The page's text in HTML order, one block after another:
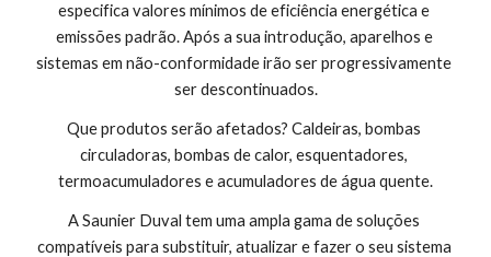
especifica valores mínimos de eficiência energética e
emissões padrão. Após a sua introdução, aparelhos e
sistemas em não-conformidade irão ser progressivamente
ser descontinuados.
Que produtos serão afetados? Caldeiras, bombas
circuladoras, bombas de calor, esquentadores,
termoacumuladores e acumuladores de água quente.
A Saunier Duval tem uma ampla gama de soluções
compatíveis para substituir, atualizar e fazer o seu sistema